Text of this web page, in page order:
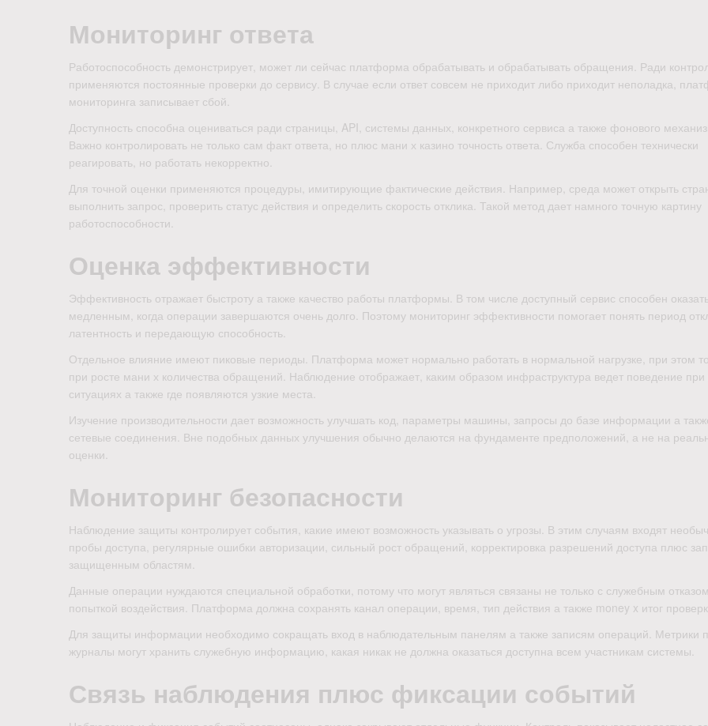
Мониторинг ответа
Работоспособность демонстрирует, может ли сейчас платформа обрабатывать и обрабатывать обращения. Ради
применяются постоянные проверки до сервису. В случае если ответ совсем не приходит либо приходит неполадка,
мониторинга записывает сбой.
Доступность способна оцениваться ради страницы, API, системы данных, конкретного сервиса а также фонового
Важно контролировать не только сам факт ответа, но плюс мани х казино точность ответа. Служба способен технически
реагировать, но работать некорректно.
Для точной оценки применяются процедуры, имитирующие фактические действия. Например, среда может открыть
выполнить запрос, проверить статус действия и определить скорость отклика. Такой метод дает намного точную картину
работоспособности.
Оценка эффективности
Эффективность отражает быстроту а также качество работы платформы. В том числе доступный сервис способен
медленным, когда операции завершаются очень долго. Поэтому мониторинг эффективности помогает понять период
латентность и передающую способность.
Отдельное влияние имеют пиковые периоды. Платформа может нормально работать в нормальной нагрузке, при этом
при росте мани х количества обращений. Наблюдение отображает, каким образом инфраструктура ведет поведение при
ситуациях а также где появляются узкие места.
Изучение производительности дает возможность улучшать код, параметры машины, запросы до базе информации а
сетевые соединения. Вне подобных данных улучшения обычно делаются на фундаменте предположений, а не на
оценки.
Мониторинг безопасности
Наблюдение защиты контролирует события, какие имеют возможность указывать о угрозы. В этим случаям входят
пробы доступа, регулярные ошибки авторизации, сильный рост обращений, корректировка разрешений доступа плюс
защищенным областям.
Данные операции нуждаются специальной обработки, потому что могут являться связаны не только с служебным
попыткой воздействия. Платформа должна сохранять канал операции, время, тип действия а также money x итог
Для защиты информации необходимо сокращать вход в наблюдательным панелям а также записям операций. Метрики
журналы могут хранить служебную информацию, какая никак не должна оказаться доступна всем участникам системы.
Связь наблюдения плюс фиксации событий